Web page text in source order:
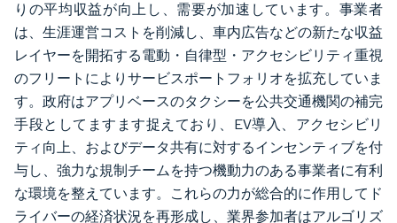
りの平均収益が向上し、需要が加速しています。事業者
は、生涯運営コストを削減し、車内広告などの新たな収益
レイヤーを開拓する電動・自律型・アクセシビリティ重視
のフリートによりサービスポートフォリオを拡充していま
す。政府はアプリベースのタクシーを公共交通機関の補完
手段としてますます捉えており、EV導入、アクセシビリ
ティ向上、およびデータ共有に対するインセンティブを付
与し、強力な規制チームを持つ機動力のある事業者に有利
な環境を整えています。これらの力が総合的に作用してド
ライバーの経済状況を再形成し、業界参加者はアルゴリズ